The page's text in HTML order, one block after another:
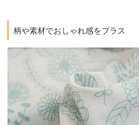
柄や素材でおしゃれ感をプラス